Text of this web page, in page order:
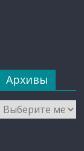
Архивы
Архивы